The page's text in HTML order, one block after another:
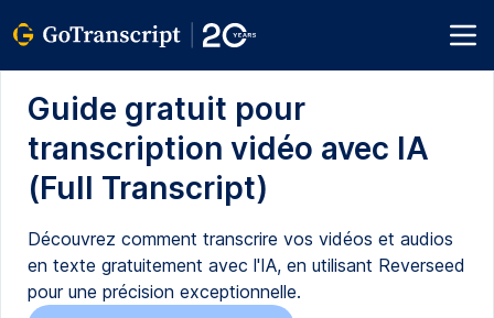
Guide gratuit pour
transcription vidéo avec IA
(Full Transcript)
Découvrez comment transcrire vos vidéos et audios
en texte gratuitement avec l'IA, en utilisant Reverseed
pour une précision exceptionnelle.